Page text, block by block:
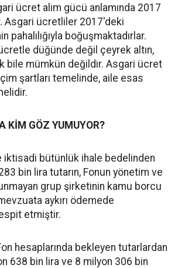
ücret alım gücü anlamında 2017
Asgari ücretliler 2017'deki
pahalılığıyla boğuşmaktadırlar.
düğünde değil çeyrek altın,
bile mümkün değildir. Asgari ücret
şartları temelinde, aile esas
KİM GÖZ YUMUYOR?
iktisadi bütünlük ihale bedelinden
bin lira tutarın, Fonun yönetim ve
grup şirketinin kamu borcu
aykırı ödemede
etmiştir.
hesaplarında bekleyen tutarlardan
638 bin lira ve 8 milyon 306 bin